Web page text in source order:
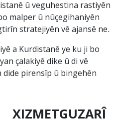
û veguhestina rastiyên
malper û nûçegihaniyên
stratejiyên vê ajansê ne.
a Kurdistanê ye ku ji bo
çalakiyê dike û di vê
dide pirensîp û bingehên
XIZMETGUZARÎ